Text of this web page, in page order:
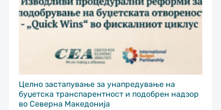
Целно застапување за унапредување на
буџетска транспарентност и подобрен надзор
во Северна Македонија